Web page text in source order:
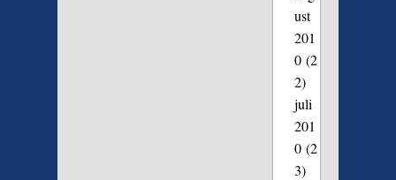
ust
201
0(2
2)
juli
201
0(2
3)